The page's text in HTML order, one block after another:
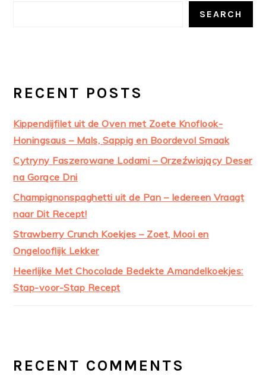
SEARCH
RECENT POSTS
Kippendijfilet uit de Oven met Zoete Knoflook-
Honingsaus – Mals, Sappig en Boordevol Smaak
Cytryny Faszerowane Lodami – Orzeźwiający Deser
na Gorące Dni
Champignonspaghetti uit de Pan – Iedereen Vraagt
naar Dit Recept!
Strawberry Crunch Koekjes – Zoet, Mooi en
Ongelooflijk Lekker
Heerlijke Met Chocolade Bedekte Amandelkoekjes:
Stap-voor-Stap Recept
RECENT COMMENTS